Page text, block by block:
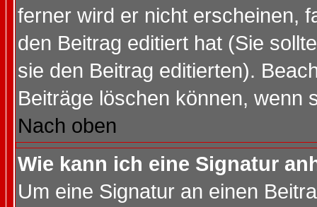
ferner wird er nicht erscheinen,
den Beitrag editiert hat (Sie
sie den Beitrag editierten).
Beiträge löschen können, wenn
Nach oben
Wie kann ich eine Signatur
Um eine Signatur an einen